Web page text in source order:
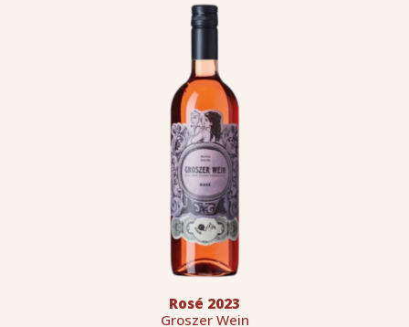
Rosé 2023
Groszer Wein